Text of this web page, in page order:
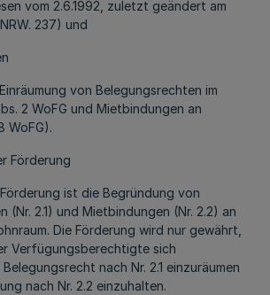
vom 2.6.1992, zuletzt geändert am
237) und
von Belegungsrechten im
2 WoFG und Mietbindungen an
WoFG).
Förderung
ist die Begründung von
(Nr. 2.1) und Mietbindungen (Nr. 2.2) an
Die Förderung wird nur gewährt,
Verfügungsberechtigte sich
nach Nr. 2.1 einzuräumen
nach Nr. 2.2 einzuhalten.